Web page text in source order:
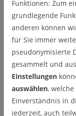
etrie
07.03.2018
Vom 7. Bis zum
Fachhochschule
Funktionen: Zum
grundlegende
anderen können
für Sie immer
pseudonymisierte
gesammelt und
Einstellungen
auswählen,
Einverständnis in
jederzeit, auch